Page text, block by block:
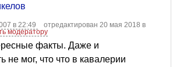
в 22:49
отредактирован 20 мая 2018 в
модератору
факты. Даже и
не мог, что что в кавалерии